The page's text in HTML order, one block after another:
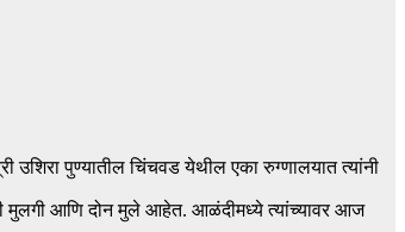
उशिरा पुण्यातील चिंचवड येथील एका रुग्णालयात त्यांनी
मुलगी आणि दोन मुले आहेत. आळंदीमध्ये त्यांच्यावर आज